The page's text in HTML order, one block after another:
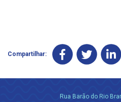
Compartilhar:
Rua Barão do Rio